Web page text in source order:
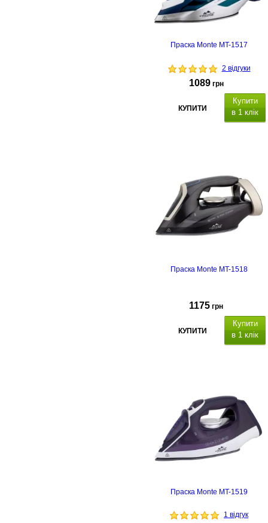
Праска Monte MT-1517
2 відгуки
1089 грн
КУПИТИ
Купити
в 1 клік
Праска Monte MT-1518
1175 грн
КУПИТИ
Купити
в 1 клік
Праска Monte MT-1519
1 відгук